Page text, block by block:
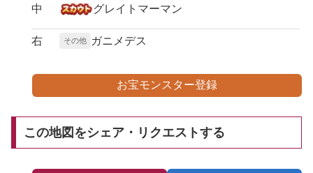
中 グレイトマーマン
右 その他 ガニメデス
お宝モンスター登録
この地図をシェア・リクエストする